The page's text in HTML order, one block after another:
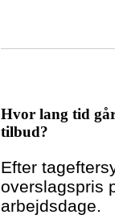
Hvor lang tid
tilbud?
Efter
overslagspris
arbejdsdage.